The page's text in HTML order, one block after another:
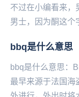
不过在小编看来，
男士，因为酮这个
视...
bbq是什么意思
bbq是什么意思：
最早来源于法国海